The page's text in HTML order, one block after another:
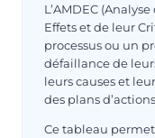
L’AMDEC
Effets et de leur
processus ou un
défaillance de
leurs causes et
des plans
Ce tableau